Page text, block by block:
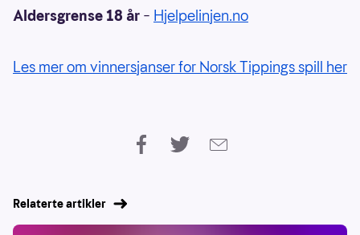
Aldersgrense 18 år – Hjelpelinjen.no
Les mer om vinnersjanser for Norsk Tippings spill her
Relaterte artikler